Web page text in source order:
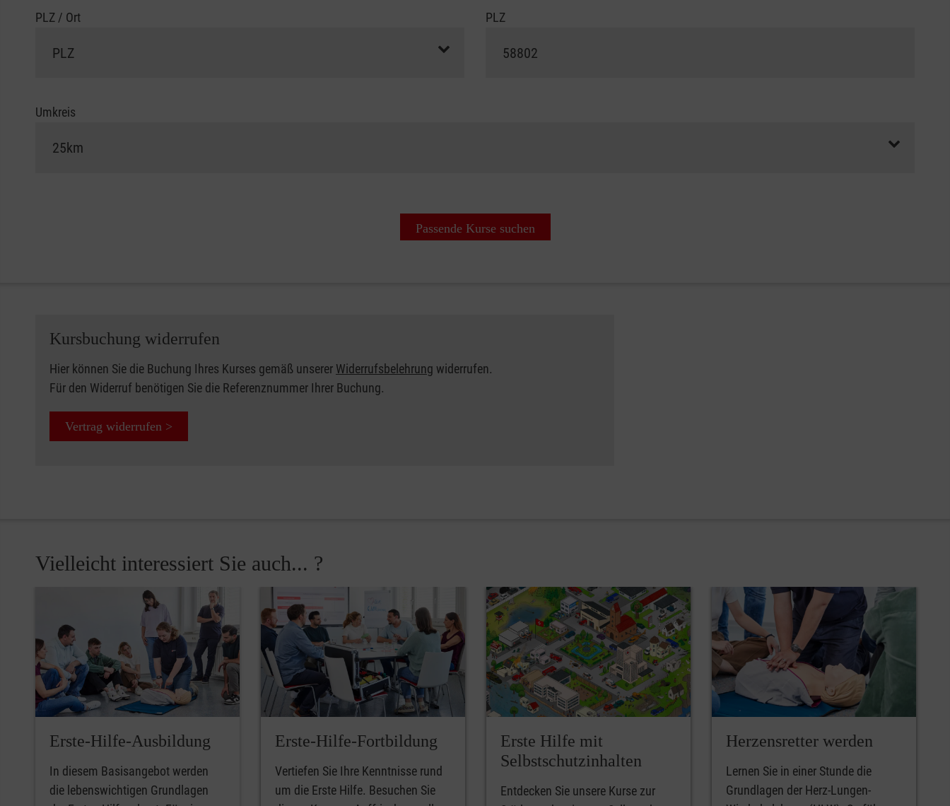
PLZ / Ort PLZ
Umkreis
Passende Kurse suchen
Kursbuchung widerrufen
Hier können Sie die Buchung Ihres Kurses gemäß unserer Widerrufsbelehrung widerrufen.
Für den Widerruf benötigen Sie die Referenznummer Ihrer Buchung.
Vertrag widerrufen >
Vielleicht interessiert Sie auch... ?
Erste-Hilfe-Ausbildung
In diesem Basisangebot werden
die lebenswichtigen Grundlagen
Erste-Hilfe-Fortbildung
Vertiefen Sie Ihre Kenntnisse rund
um die Erste Hilfe. Besuchen Sie
Erste Hilfe mit
Selbstschutzinhalten
Entdecken Sie unsere Kurse zur
Herzensretter werden
Lernen Sie in einer Stunde die
Grundlagen der Herz-Lungen-